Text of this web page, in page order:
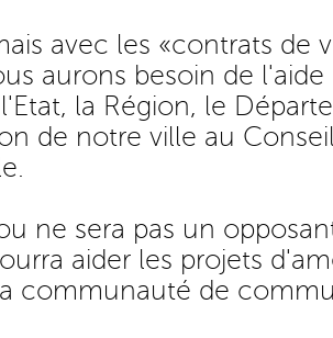
avec les «contrats de
aurons besoin de
la Région, le
de notre ville au
ne sera pas un
aider les projets
communauté de